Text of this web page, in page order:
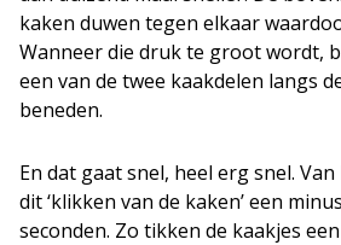
kaken duwen tegen elkaar
Wanneer die druk te groot wordt,
een van de twee kaakdelen langs
beneden.
En dat gaat snel, heel erg snel.
dit ‘klikken van de kaken’ een
seconden. Zo tikken de kaakjes